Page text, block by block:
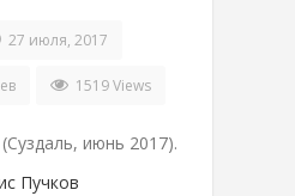
27 июля, 2017
1519 Views
июнь 2017).
Пучков